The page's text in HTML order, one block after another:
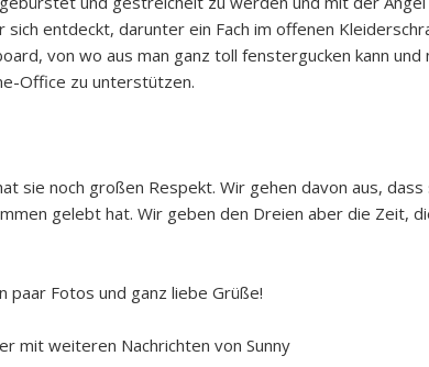
entdeckt, darunter ein Fach im offenen
von wo aus man ganz toll fenstergucken kann und
Office zu unterstützen.
sie noch großen Respekt. Wir gehen davon aus,
gelebt hat. Wir geben den Dreien aber die Zeit,
paar Fotos und ganz liebe Grüße!
mit weiteren Nachrichten von Sunny